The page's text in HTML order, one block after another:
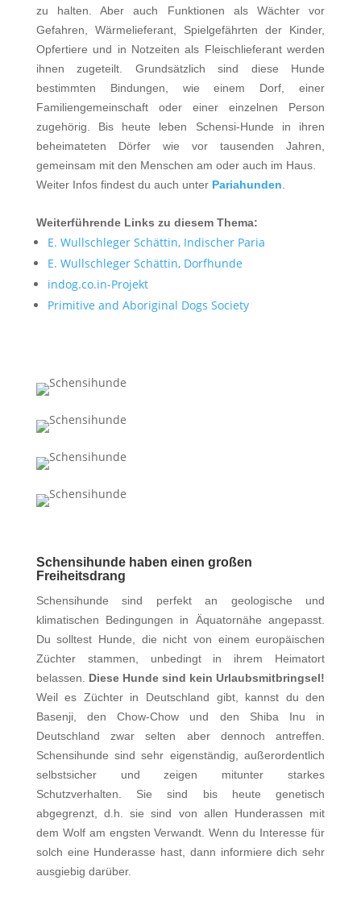
zu halten. Aber auch Funktionen als Wächter vor
Gefahren, Wärmelieferant, Spielgefährten der Kinder,
Opfertiere und in Notzeiten als Fleischlieferant werden
ihnen zugeteilt. Grundsätzlich sind diese Hunde
bestimmten Bindungen, wie einem Dorf, einer
Familiengemeinschaft oder einer einzelnen Person
zugehörig. Bis heute leben Schensi-Hunde in ihren
beheimateten Dörfer wie vor tausenden Jahren,
gemeinsam mit den Menschen am oder auch im Haus.
Weiter Infos findest du auch unter Pariahunden
Weiterführende Links zu diesem Thema:
E. Wullschleger Schättin, Indischer Paria
E. Wullschleger Schättin, Dorfhunde
indog.co.in-Projekt
Primitive and Aboriginal Dogs Society
Schensihunde haben einen großen
Freiheitsdrang
Schensihunde sind perfekt an geologische und
klimatischen Bedingungen in Äquatornähe angepasst.
Du solltest Hunde, die nicht von einem europäischen
Züchter stammen, unbedingt in ihrem Heimatort
belassen. Diese Hunde sind kein Urlaubsmitbringsel!
Weil es Züchter in Deutschland gibt, kannst du den
Basenji, den Chow-Chow und den Shiba Inu in
Deutschland zwar selten aber dennoch antreffen.
Schensihunde sind sehr eigenständig, außerordentlich
selbstsicher und zeigen mitunter starkes
Schutzverhalten. Sie sind bis heute genetisch
abgegrenzt, d.h. sie sind von allen Hunderassen mit
dem Wolf am engsten Verwandt. Wenn du Interesse für
solch eine Hunderasse hast, dann informiere dich sehr
ausgiebig darüber.